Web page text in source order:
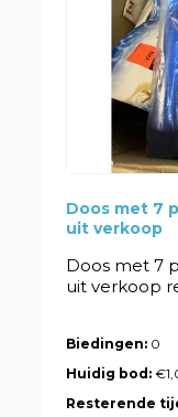
Doos met 7
uit verkoop
Doos met 7
uit verkoop
Biedingen: 0
Huidig bod:
Resterende